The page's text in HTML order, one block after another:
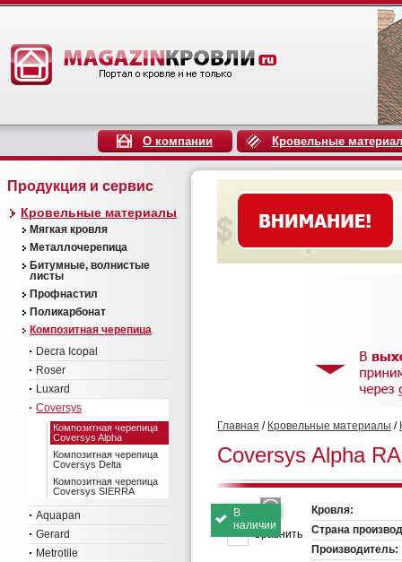
О компании Кровельные
Продукция и сервис
Кровельные материалы
Мягкая кровля
Металлочерепица
Битумные, волнистые
листы
Профнастил
Поликарбонат
Композитная черепица
Decra Icopal
Roser
Luxard
Coversys
Композитная черепица
Coversys Alpha
Композитная черепица
Coversys Delta
Композитная черепица
Coversys SIERRA
Aquapan
Gerard
Metrotile
Главная / Кровельные материалы /
Coversys Alpha
В
наличии
Сравнить
Кровля:
Страна
Производитель: